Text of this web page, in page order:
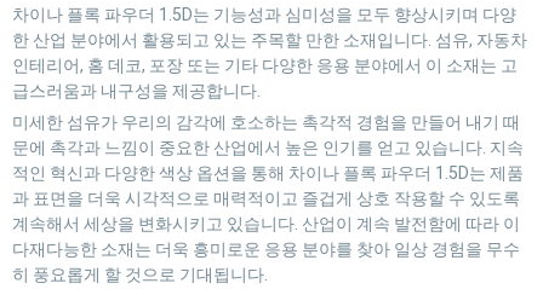
차이나 플록 파우더 1.5D는 기능성과 심미성을 모두 향상시키며 다양
한 산업 분야에서 활용되고 있는 주목할 만한 소재입니다. 섬유, 자동차
인테리어, 홈 데코, 포장 또는 기타 다양한 응용 분야에서 이 소재는 고
급스러움과 내구성을 제공합니다.
미세한 섬유가 우리의 감각에 호소하는 촉각적 경험을 만들어 내기 때
문에 촉각과 느낌이 중요한 산업에서 높은 인기를 얻고 있습니다. 지속
적인 혁신과 다양한 색상 옵션을 통해 차이나 플록 파우더 1.5D는 제품
과 표면을 더욱 시각적으로 매력적이고 즐겁게 상호 작용할 수 있도록
계속해서 세상을 변화시키고 있습니다. 산업이 계속 발전함에 따라 이
다재다능한 소재는 더욱 흥미로운 응용 분야를 찾아 일상 경험을 무수
히 풍요롭게 할 것으로 기대됩니다.